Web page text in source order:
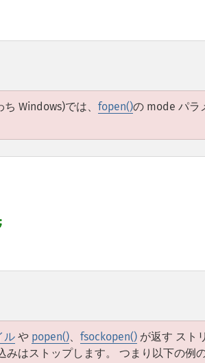
Windows)では、 fopen()の mode パラ
ル や popen()、 fsockopen() が返す スト
はストップします。 つまり以下の例